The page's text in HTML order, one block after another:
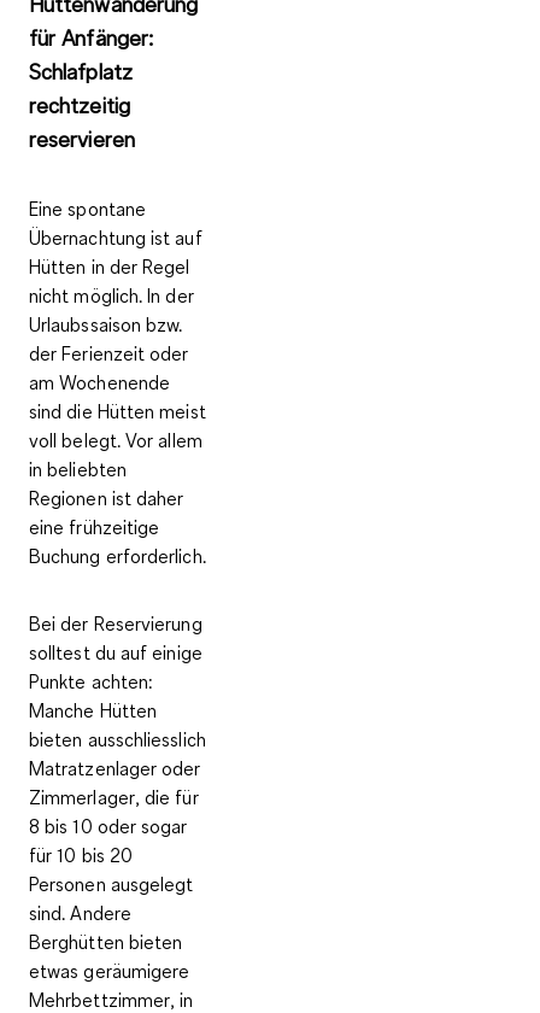
für Anfänger:
Schlafplatz
rechtzeitig
reservieren
Eine spontane
Übernachtung ist auf
Hütten in der Regel
nicht möglich. In der
Urlaubssaison bzw.
der Ferienzeit oder
am Wochenende
sind die Hütten meist
voll belegt. Vor allem
in beliebten
Regionen ist daher
eine frühzeitige
Buchung erforderlich.
Bei der Reservierung
solltest du auf einige
Punkte achten:
Manche Hütten
bieten ausschliesslich
Matratzenlager oder
Zimmerlager, die für
8 bis 10 oder sogar
für 10 bis 20
Personen ausgelegt
sind. Andere
Berghütten bieten
etwas geräumigere
Mehrbettzimmer, in